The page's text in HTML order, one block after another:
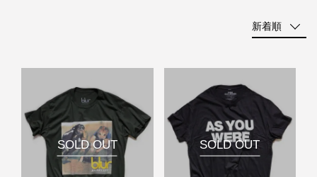
新着順
SOLD OUT SOLD OUT